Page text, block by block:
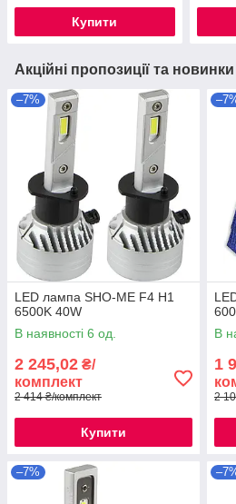
Купити
Акційні пропозиції та новинки
–7%
LED лампа SHO-ME F4 H1
6500K 40W
В наявності 6 од.
2 245,02 ₴/
комплект
2 414 ₴/комплект
Купити
В
1
2
–7%